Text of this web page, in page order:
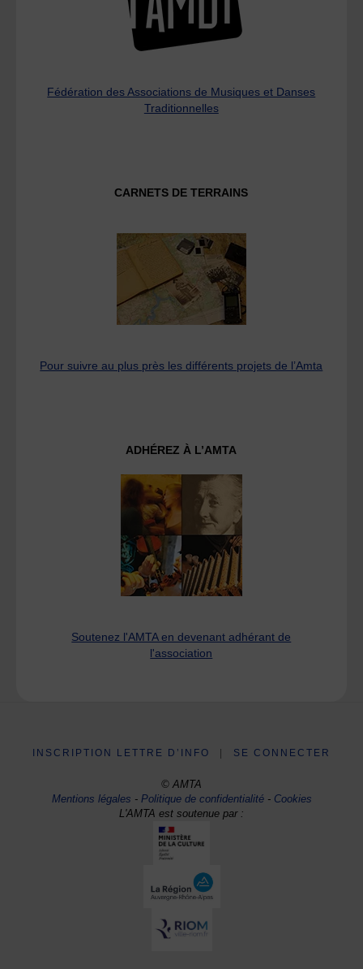
Fédération des Associations de Musiques et Danses
Traditionnelles
CARNETS DE TERRAINS
Pour suivre au plus près les différents projets de l’Amta
ADHÉREZ À L’AMTA
Soutenez l'AMTA en devenant adhérant de
l'association
INSCRIPTION LETTRE D’INFO SE CONNECTER
© AMTA
Mentions légales -Politique de confidentialité- Cookies
L'AMTA est soutenue par :